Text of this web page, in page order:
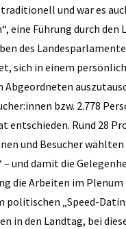
und war es
eine Führung durch den
des
sich in einem
bzw. 2.778
entschieden. Rund 28
und Besucher wählten
und damit die
die Arbeiten im Plenum
politischen „Speed-
in den Landtag, bei